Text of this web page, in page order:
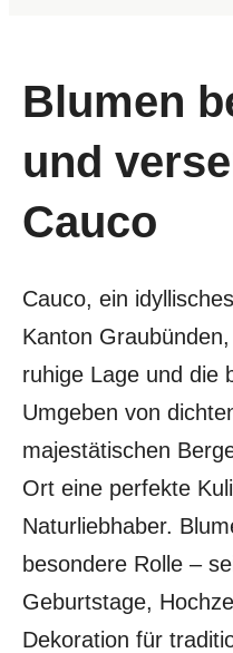
Blumen
und
Cauco
Cauco, ein
Kanton
ruhige Lage und die
Umgeben von
majestätischen
Ort eine perfekte
Naturliebhaber.
besondere Rolle –
Geburtstage,
Dekoration für